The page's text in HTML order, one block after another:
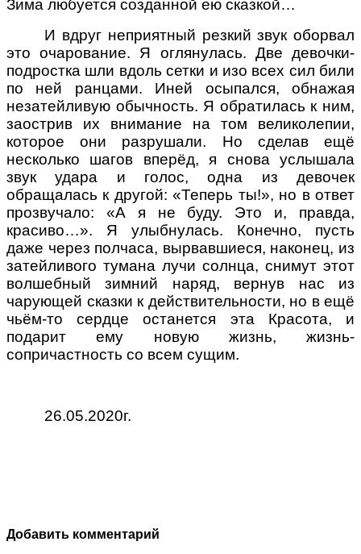
Зима любуется созданной ею сказкой…
И вдруг неприятный резкий звук оборвал
это очарование. Я оглянулась. Две девочки-
подростка шли вдоль сетки и изо всех сил били
по ней ранцами. Иней осыпался, обнажая
незатейливую обычность. Я обратилась к ним,
заострив их внимание на том великолепии,
которое они разрушали. Но сделав ещё
несколько шагов вперёд, я снова услышала
звук удара и голос, одна из девочек
обращалась к другой:«Теперь ты!», но в ответ
прозвучало: «А я не буду. Это и, правда,
красиво…». Я улыбнулась. Конечно, пусть
даже через полчаса, вырвавшиеся, наконец, из
затейливого тумана лучи солнца, снимут этот
волшебный зимний наряд, вернув нас из
чарующей сказки к действительности, но в ещё
чьём-то сердце останется эта Красота, и
подарит ему новую жизнь, жизнь-
сопричастность со всем сущим.
26.05.2020г.
Добавить комментарий